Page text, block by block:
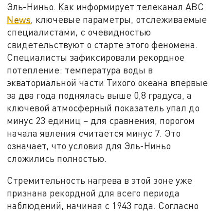
Эль-Ниньо. Как информирует телеканал ABC
News, ключевые параметры, отслеживаемые
специалистами, с очевидностью
свидетельствуют о старте этого феномена.
Специалисты зафиксировали рекордное
потепление: температура воды в
экваториальной части Тихого океана впервые
за два года поднялась выше 0,8 градуса, а
ключевой атмосферный показатель упал до
минус 23 единиц – для сравнения, порогом
начала явления считается минус 7. Это
означает, что условия для Эль-Ниньо
сложились полностью.
Стремительность нагрева в этой зоне уже
признана рекордной для всего периода
наблюдений, начиная с 1943 года. Согласно